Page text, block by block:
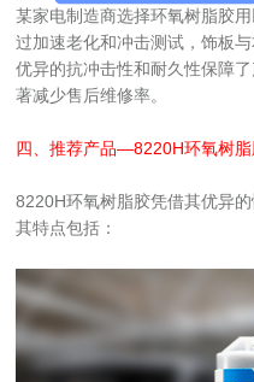
某家电制造商选择环氧树脂胶
过加速老化和冲击测试，饰板
优异的抗冲击性和耐久性保障
著减少售后维修率。
四、推荐产品—8220H环氧树脂
8220H环氧树脂胶凭借其优异
其特点包括：